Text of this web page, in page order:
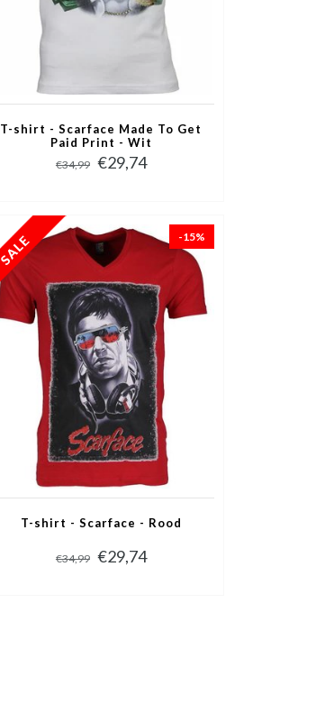
T-shirt - Scarface Made To Get
Paid Print - Wit
€34,99 €29,74
-15%
T-shirt - Scarface - Rood
€34,99 €29,74